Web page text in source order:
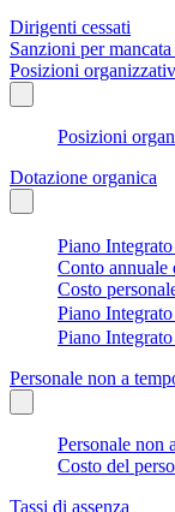
Dirigenti cessati
Sanzioni per
Posizioni
Posizioni
Dotazione organica
Piano
Conto annuale
Costo
Piano
Piano
Personale non a
Personale non
Costo del
Tassi di assenza